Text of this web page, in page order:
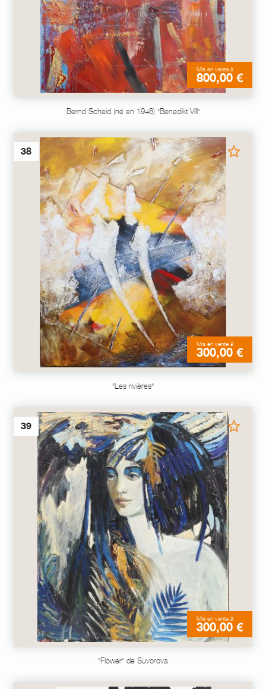
Mis en vente à
800,00 €
Bernd Scheid (né en 1948) "Benedikt VIII"
38
Mis en vente à
300,00 €
"Les rivières"
39
Mis en vente à
300,00 €
"Flower" de Suvorova